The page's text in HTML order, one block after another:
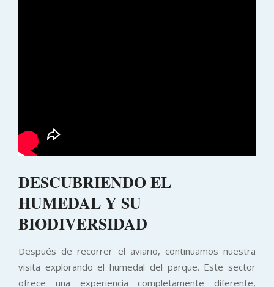
DESCUBRIENDO EL
HUMEDAL Y SU
BIODIVERSIDAD
Después de recorrer el aviario, continuamos nuestra
visita explorando el humedal del parque. Este sector
ofrece una experiencia completamente diferente,